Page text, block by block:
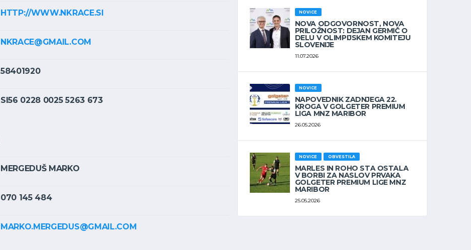
HTTP://WWW.NKRACE.SI
NKRACE@GMAIL.COM
58401920
SI56 0228 0025 5263 673
MERGEDUŠ MARKO
070 145 484
MARKO.MERGEDUS@GMAIL.COM
NOVICE
NOVA ODGOVORNOST, NOVA
PRILOŽNOST: DEJAN GERMIČ O
DELU V OLIMPIJSKEM KOMITEJU
SLOVENIJE
11.07.2026
NOVICE
NAPOVEDNIK ZADNJEGA 22.
KROGA V GOLGETER PREMIUM
LIGA MNZ MARIBOR
26.05.2026
NOVICE OBVESTILA
MARLES IN ROHO STA OSTALA
V BORBI ZA NASLOV PRVAKA
GOLGETER PREMIUM LIGE MNZ
MARIBOR
25.05.2026